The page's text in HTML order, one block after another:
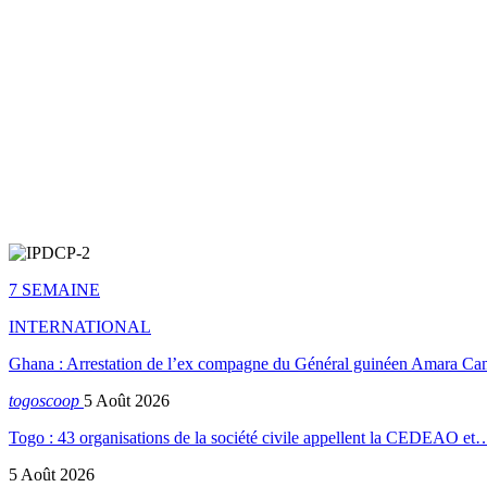
7 SEMAINE
INTERNATIONAL
Ghana : Arrestation de l’ex compagne du Général guinéen Amara
togoscoop 5 Août 2026
Togo : 43 organisations de la société civile appellent la CEDEAO
5 Août 2026